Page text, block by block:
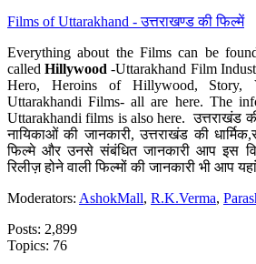
Films of Uttarakhand - उत्तराखण्ड की फिल्में
Everything about the Films can be
calledHillywood-Uttarakhand Film
Hero, Heroins of Hillywood, Story,
Uttarakhandi Films- all are here. The
Uttarakhandi films is also here. उत्तराखंड
नायिकाओं की जानकारी, उत्तराखंड की
फिल्मे और उनसे संबंधित जानकारी आप इस
रिलीज़ होने वाली फिल्मों की जानकारी भी आप
Moderators: AshokMall, R.K.Verma,
Posts: 2,899
Topics: 76